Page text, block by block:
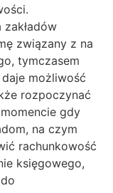
związany z na
tymczasem
możliwość
rozpoczynać
gdy
na czym
rachunkowość
księgowego,